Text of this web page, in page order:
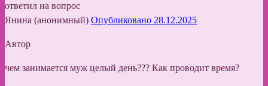
ответил на вопрос
Янина (анонимный) Опубликовано 28.12.2025
Автор
чем занимается муж целый день??? Как проводит время?